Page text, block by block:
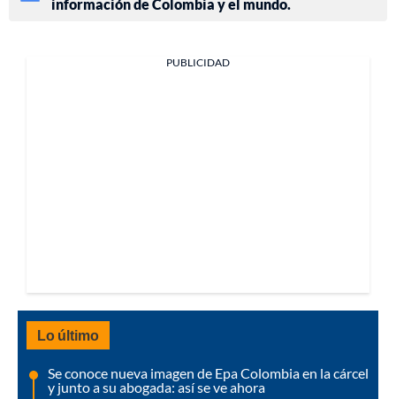
información de Colombia y el mundo.
PUBLICIDAD
Lo último
Se conoce nueva imagen de Epa Colombia en la cárcel
y junto a su abogada: así se ve ahora